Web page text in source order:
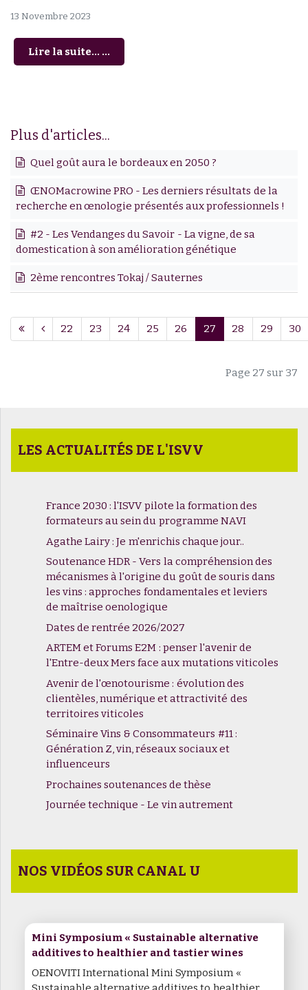
13 Novembre 2023
Lire la suite... ...
Plus d'articles...
Quel goût aura le bordeaux en 2050 ?
ŒNOMacrowine PRO - Les derniers résultats de la
recherche en œnologie présentés aux professionnels !
#2 - Les Vendanges du Savoir - La vigne, de sa
domestication à son amélioration génétique
2ème rencontres Tokaj / Sauternes
22 23 24 25 26 27 28 29 30
Page 27 sur 37
LES ACTUALITÉS DE L'ISVV
France 2030 : l'ISVV pilote la formation des
formateurs au sein du programme NAVI
Agathe Lairy : Je m'enrichis chaque jour..
Soutenance HDR - Vers la compréhension des
mécanismes à l'origine du goût de souris dans
les vins : approches fondamentales et leviers
de maîtrise oenologique
Dates de rentrée 2026/2027
ARTEM et Forums E2M : penser l'avenir de
l'Entre-deux Mers face aux mutations viticoles
Avenir de l'œnotourisme : évolution des
clientèles, numérique et attractivité des
territoires viticoles
Séminaire Vins & Consommateurs #11 :
Génération Z, vin, réseaux sociaux et
influenceurs
Prochaines soutenances de thèse
Journée technique - Le vin autrement
NOS VIDÉOS SUR CANAL U
Mini Symposium « Sustainable alternative
additives to healthier and tastier wines
OENOVITI International Mini Symposium «